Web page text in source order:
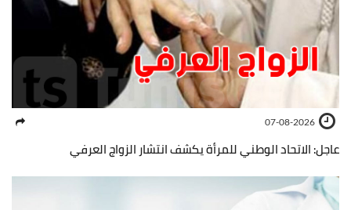
07-08-2026
عاجل: الاتحاد الوطني للمرأة يكشف انتشار الزواج العرفي